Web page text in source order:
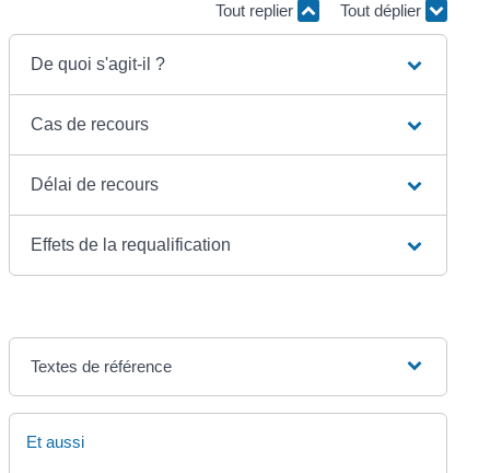
Tout replier Tout déplier
De quoi s'agit-il ?
Cas de recours
Délai de recours
Effets de la requalification
Textes de référence
Et aussi